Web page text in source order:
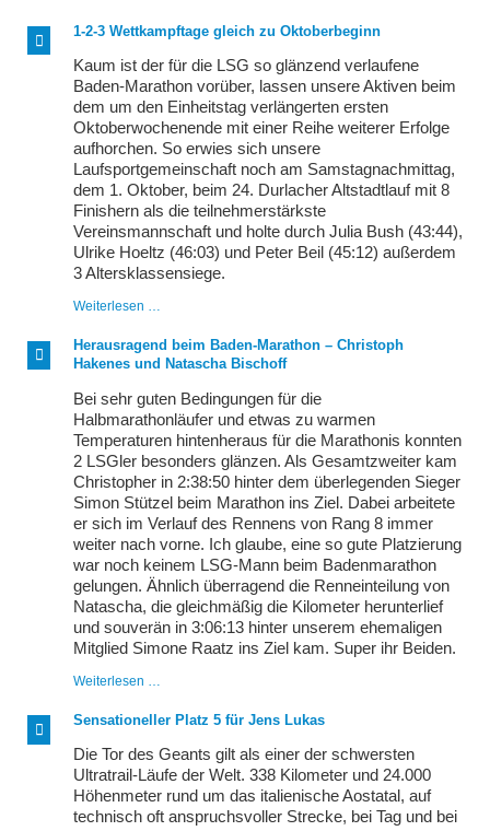
PSD-
Bank
Hardtwaldlauf
1-2-3 Wettkampftage gleich zu Oktoberbeginn
Kaum ist der für die LSG so glänzend verlaufene
Baden-Marathon vorüber, lassen unsere Aktiven beim
dem um den Einheitstag verlängerten ersten
Oktoberwochenende mit einer Reihe weiterer Erfolge
aufhorchen. So erwies sich unsere
Laufsportgemeinschaft noch am Samstagnachmittag,
dem 1. Oktober, beim 24. Durlacher Altstadtlauf mit 8
Finishern als die teilnehmerstärkste
Vereinsmannschaft und holte durch Julia Bush (43:44),
Ulrike Hoeltz (46:03) und Peter Beil (45:12) außerdem
3 Altersklassensiege.
Weiterlesen …
3
Wettkampftage
gleich
Oktoberbeginn
Herausragend beim Baden-Marathon – Christoph
Hakenes und Natascha Bischoff
Bei sehr guten Bedingungen für die
Halbmarathonläufer und etwas zu warmen
Temperaturen hintenheraus für die Marathonis konnten
2 LSGler besonders glänzen. Als Gesamtzweiter kam
Christopher in 2:38:50 hinter dem überlegenden Sieger
Simon Stützel beim Marathon ins Ziel. Dabei arbeitete
er sich im Verlauf des Rennens von Rang 8 immer
weiter nach vorne. Ich glaube, eine so gute Platzierung
war noch keinem LSG-Mann beim Badenmarathon
gelungen. Ähnlich überragend die Renneinteilung von
Natascha, die gleichmäßig die Kilometer herunterlief
und souverän in 3:06:13 hinter unserem ehemaligen
Mitglied Simone Raatz ins Ziel kam. Super ihr Beiden.
Weiterlesen …
Baden-
Marathon
–
Christoph
Hakenes
und
Natascha
Bischoff
Sensationeller Platz 5 für Jens Lukas
Die Tor des Geants gilt als einer der schwersten
Ultratrail-Läufe der Welt. 338 Kilometer und 24.000
Höhenmeter rund um das italienische Aostatal, auf
technisch oft anspruchsvoller Strecke, bei Tag und bei